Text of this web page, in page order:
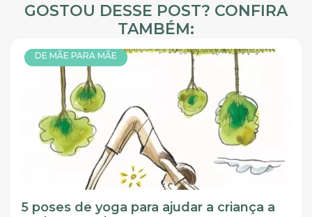
GOSTOU DESSE POST? CONFIRA
TAMBÉM:
DE MÃE PARA MÃE
5 poses de yoga para ajudar a criança a